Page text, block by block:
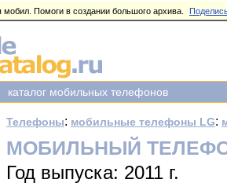
Помоги в создании большого архива.
каталог мобильных телефонов
Телефоны: мобильные телефоны LG:
МОБИЛЬНЫЙ
Год выпуска: 2011 г.